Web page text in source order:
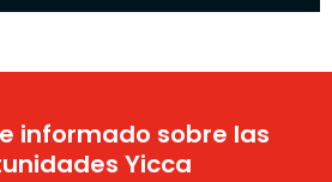
informado sobre las
Yicca